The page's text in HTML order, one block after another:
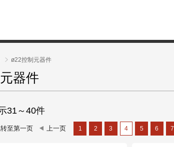
ø22控制元器件
器件
31～40件
1 2 3 4 5 6 7